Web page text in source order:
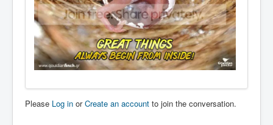
Please Log in orCreate an account to join the conversation.